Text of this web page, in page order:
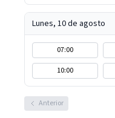
Lunes, 10 de agosto
07:00
10:00
Anterior